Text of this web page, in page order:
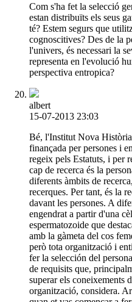
Com s'ha fet la selecció
estan distribuïts els seus
té? Estem segurs que
cognoscitives? Des de la
l'univers, és necessari la
representa en l'evolució
perspectiva entropica?
albert
15-07-2013 23:03
Bé, l'Institut Nova
finançada per persones i
regeix pels Estatuts, i per
cap de recerca és la
diferents àmbits de
recerques. Per tant, és la
davant les persones. A
engendrat a partir d'una
espermatozoide que
amb la gàmeta del cos
però tota organització i
fer la selección del
de requisits que,
superar els coneixements
organització, considera.